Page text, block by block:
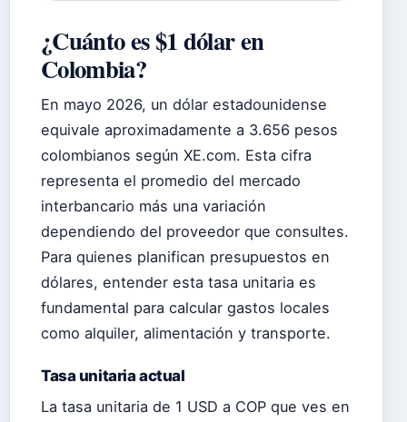
¿Cuánto es $1 dólar en
Colombia?
En mayo 2026, un dólar estadounidense
equivale aproximadamente a 3.656 pesos
colombianos según XE.com. Esta cifra
representa el promedio del mercado
interbancario más una variación
dependiendo del proveedor que consultes.
Para quienes planifican presupuestos en
dólares, entender esta tasa unitaria es
fundamental para calcular gastos locales
como alquiler, alimentación y transporte.
Tasa unitaria actual
La tasa unitaria de 1 USD a COP que ves en